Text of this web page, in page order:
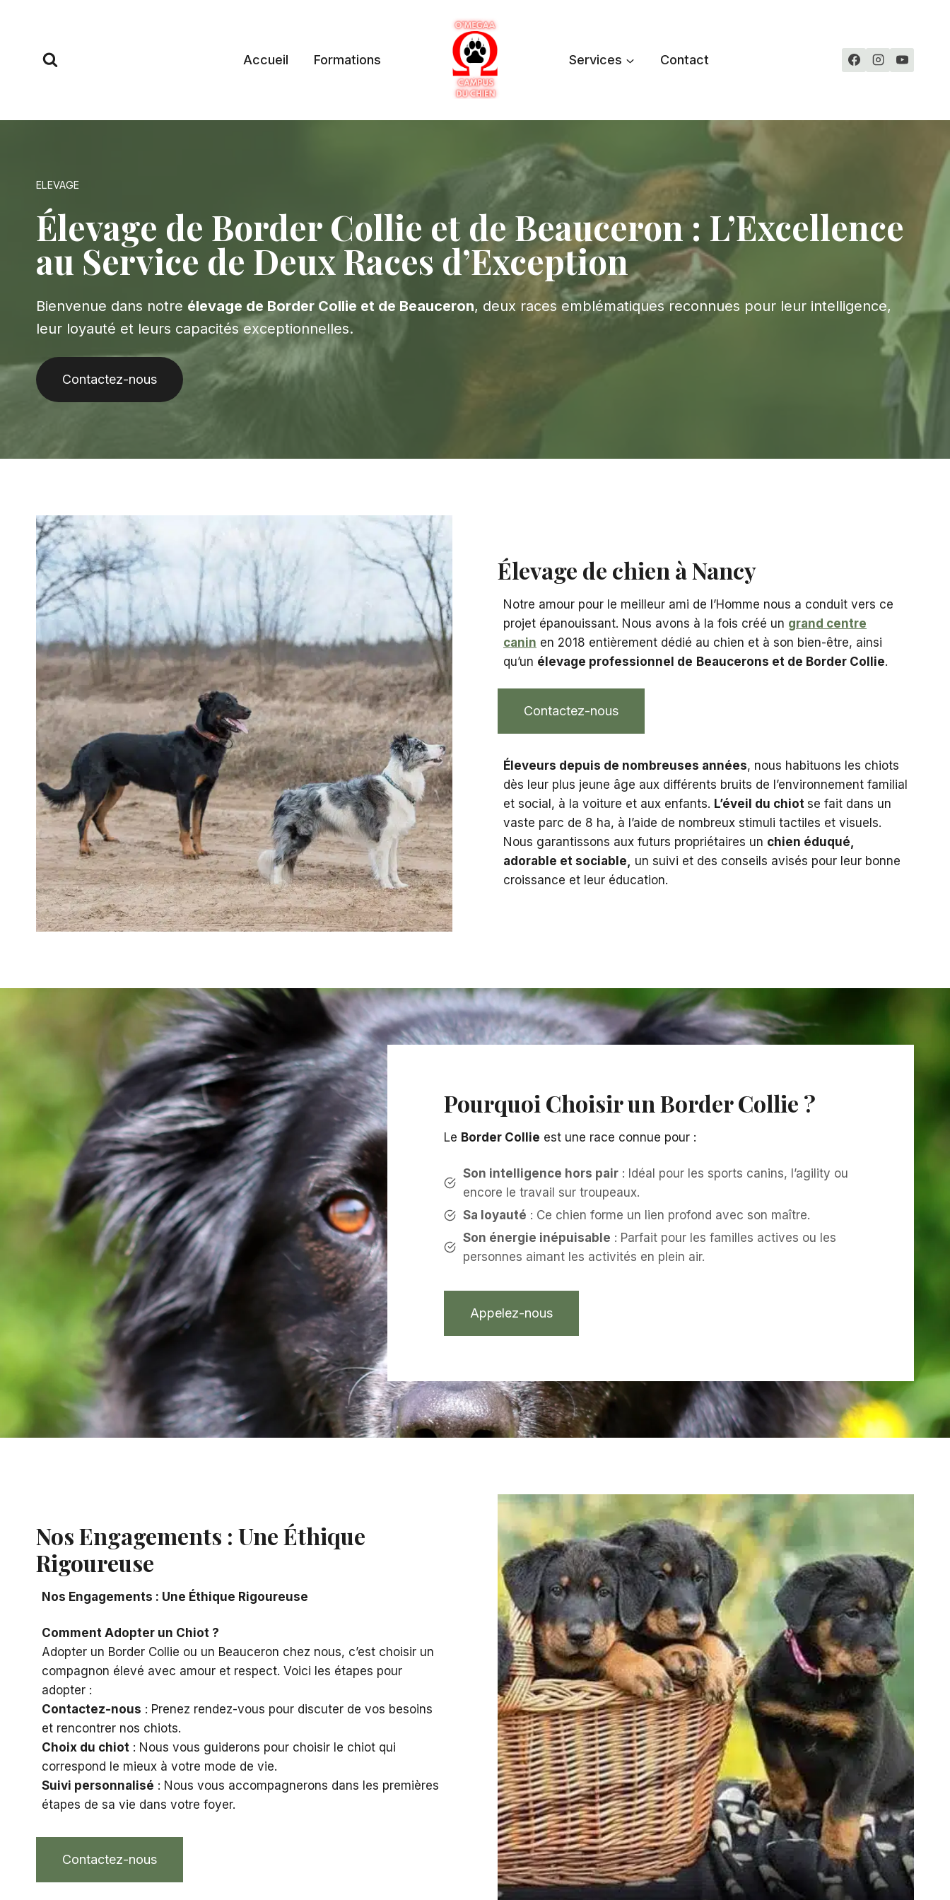
Accueil Formations Services Contact
ELEVAGE
Élevage de Border Collie et de Beauceron : L’Excellence
au Service de Deux Races d’Exception
Bienvenue dans notre élevage de Border Collie et de Beauceron, deux races emblématiques reconnues pour leur intelligence,
leur loyauté et leurs capacités exceptionnelles.
Contactez-nous
Élevage de chien à Nancy
Notre amour pour le meilleur ami de l’Homme nous a conduit vers ce
projet épanouissant. Nous avons à la fois créé un grand centre
canin en 2018 entièrement dédié au chien et à son bien-être, ainsi
qu’un élevage professionnel de Beaucerons et de Border Collie.
Contactez-nous
Éleveurs depuis de nombreuses années, nous habituons les chiots
dès leur plus jeune âge aux différents bruits de l’environnement familial
et social, à la voiture et aux enfants. L’éveil du chiot se fait dans un
vaste parc de 8 ha, à l’aide de nombreux stimuli tactiles et visuels.
Nous garantissons aux futurs propriétaires un chien éduqué,
adorable et sociable,
un suivi et des conseils avisés pour leur bonne
croissance et leur éducation.
Pourquoi Choisir un Border Collie ?
Le Border Collie est une race connue pour :
Son intelligence hors pair: Idéal pour les sports canins, l’agility ou
encore le travail sur troupeaux.
Sa loyauté : Ce chien forme un lien profond avec son maître.
Son énergie inépuisable : Parfait pour les familles actives ou les
personnes aimant les activités en plein air.
Appelez-nous
Nos Engagements : Une Éthique
Rigoureuse
Nos Engagements : Une Éthique Rigoureuse
Comment Adopter un Chiot ?
Adopter un Border Collie ou un Beauceron chez nous, c’est choisir un
compagnon élevé avec amour et respect. Voici les étapes pour
adopter :
Contactez-nous : Prenez rendez-vous pour discuter de vos besoins
et rencontrer nos chiots.
Choix du chiot : Nous vous guiderons pour choisir le chiot qui
correspond le mieux à votre mode de vie.
Suivi personnalisé : Nous vous accompagnerons dans les premières
étapes de sa vie dans votre foyer.
Contactez-nous